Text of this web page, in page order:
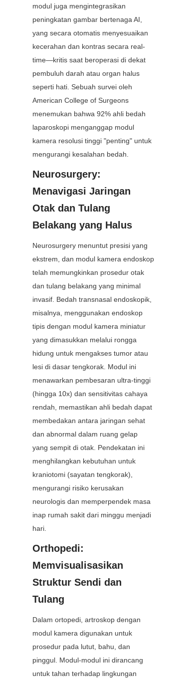
modul juga mengintegrasikan
peningkatan gambar bertenaga AI,
yang secara otomatis menyesuaikan
kecerahan dan kontras secara real-
time—kritis saat beroperasi di dekat
pembuluh darah atau organ halus
seperti hati. Sebuah survei oleh
American College of Surgeons
menemukan bahwa 92% ahli bedah
laparoskopi menganggap modul
kamera resolusi tinggi "penting" untuk
mengurangi kesalahan bedah.
Neurosurgery:
Menavigasi Jaringan
Otak dan Tulang
Belakang yang Halus
Neurosurgery menuntut presisi yang
ekstrem, dan modul kamera endoskop
telah memungkinkan prosedur otak
dan tulang belakang yang minimal
invasif. Bedah transnasal endoskopik,
misalnya, menggunakan endoskop
tipis dengan modul kamera miniatur
yang dimasukkan melalui rongga
hidung untuk mengakses tumor atau
lesi di dasar tengkorak. Modul ini
menawarkan pembesaran ultra-tinggi
(hingga 10x) dan sensitivitas cahaya
rendah, memastikan ahli bedah dapat
membedakan antara jaringan sehat
dan abnormal dalam ruang gelap
yang sempit di otak. Pendekatan ini
menghilangkan kebutuhan untuk
kraniotomi (sayatan tengkorak),
mengurangi risiko kerusakan
neurologis dan memperpendek masa
inap rumah sakit dari minggu menjadi
hari.
Orthopedi:
Memvisualisasikan
Struktur Sendi dan
Tulang
Dalam ortopedi, artroskop dengan
modul kamera digunakan untuk
prosedur pada lutut, bahu, dan
pinggul. Modul-modul ini dirancang
untuk tahan terhadap lingkungan